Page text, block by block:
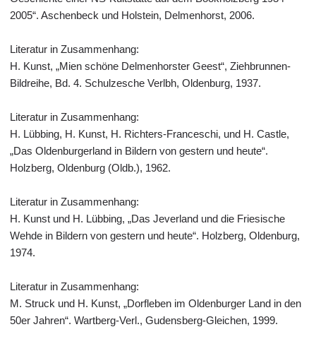
2005“. Aschenbeck und Holstein, Delmenhorst, 2006.
Literatur in Zusammenhang:
H. Kunst, „Mien schöne Delmenhorster Geest“, Ziehbrunnen-
Bildreihe, Bd. 4. Schulzesche Verlbh, Oldenburg, 1937.
Literatur in Zusammenhang:
H. Lübbing, H. Kunst, H. Richters-Franceschi, und H. Castle,
„Das Oldenburgerland in Bildern von gestern und heute“.
Holzberg, Oldenburg (Oldb.), 1962.
Literatur in Zusammenhang:
H. Kunst und H. Lübbing, „Das Jeverland und die Friesische
Wehde in Bildern von gestern und heute“. Holzberg, Oldenburg,
1974.
Literatur in Zusammenhang:
M. Struck und H. Kunst, „Dorfleben im Oldenburger Land in den
50er Jahren“. Wartberg-Verl., Gudensberg-Gleichen, 1999.